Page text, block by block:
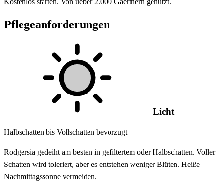
Kostenlos starten. Von ueber 2.000 Gaertnern genutzt.
Pflegeanforderungen
Licht
Halbschatten bis Vollschatten bevorzugt
Rodgersia gedeiht am besten in gefiltertem oder Halbschatten. Voller
Schatten wird toleriert, aber es entstehen weniger Blüten. Heiße
Nachmittagssonne vermeiden.